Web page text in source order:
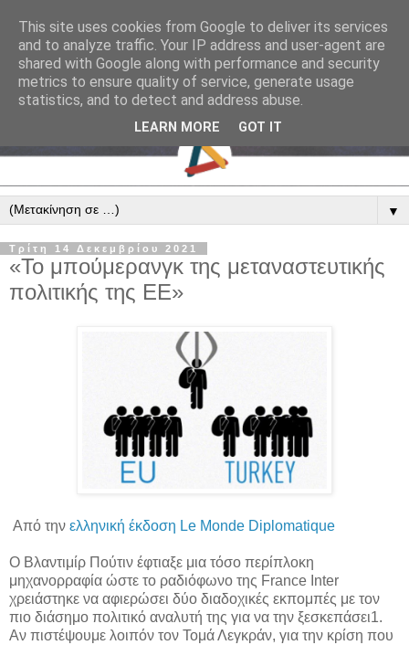
▼
Τρίτη 14 Δεκεμβρίου 2021
«Το μπούμερανγκ της μεταναστευτικής
πολιτικής της ΕΕ»
Από την ελληνική έκδοση Le Monde Diplomatique
Ο Βλαντιμίρ Πούτιν έφτιαξε μια τόσο περίπλοκη
μηχανορραφία ώστε το ραδιόφωνο της France Inter
χρειάστηκε να αφιερώσει δύο διαδοχικές εκπομπές με τον
πιο διάσημο πολιτικό αναλυτή της για να την ξεσκεπάσει1.
Αν πιστέψουμε λοιπόν τον Τομά Λεγκράν, για την κρίση που
This site uses cookies from Google to deliver its services
and to analyze traffic. Your IP address and user-agent are
shared with Google along with performance and security
metrics to ensure quality of service, generate usage
statistics, and to detect and address abuse.
LEARN MORE GOT IT